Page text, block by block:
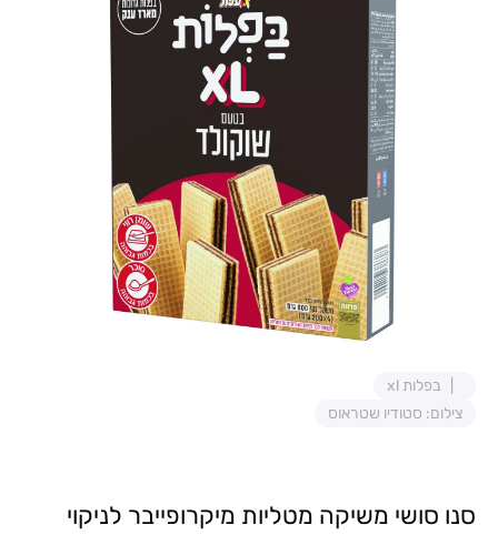
בפלות xl
צילום: סטודיו שטראוס
סנו סושי משיקה מטליות מיקרופייבר לניקוי